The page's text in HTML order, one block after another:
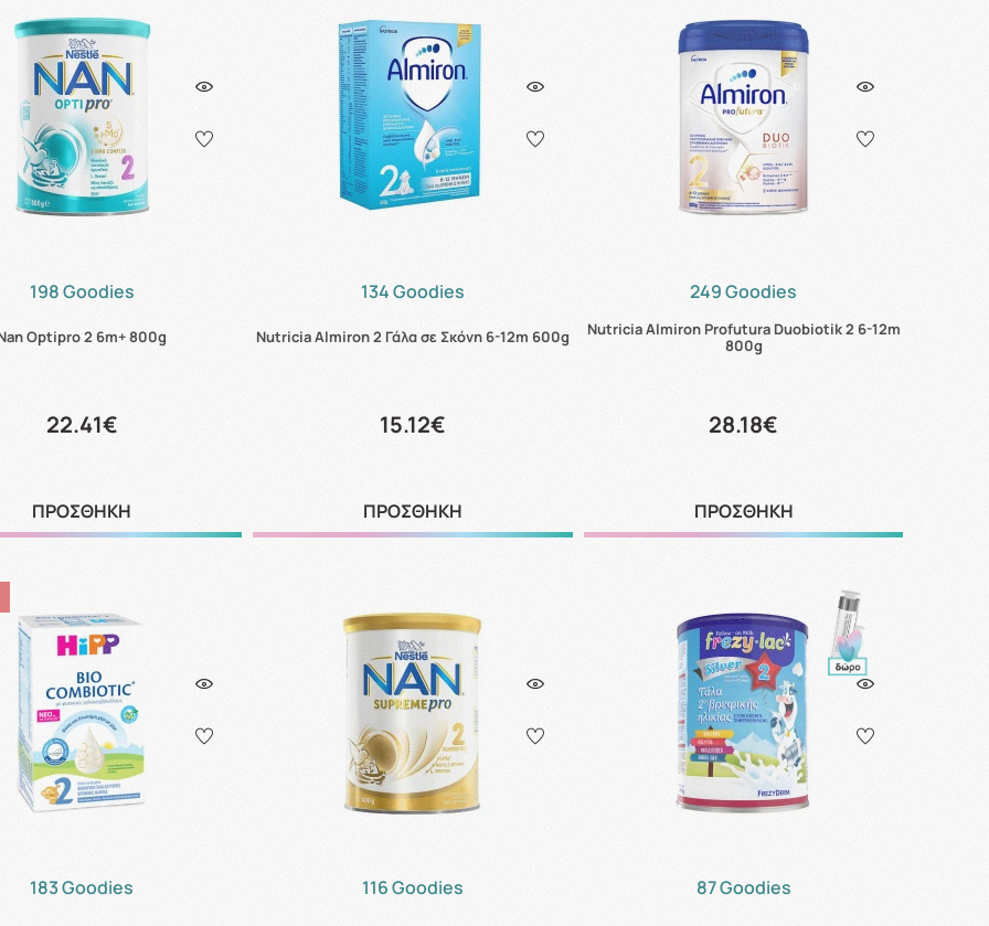
198 Goodies
Optipro 2 6m+ 800g
22.41€
ΠΡΟΣΘΗΚΗ
134 Goodies
Nutricia Almiron 2 Γάλα σε Σκόνη 6-12m 600g
15.12€
ΠΡΟΣΘΗΚΗ
249 Goodies
Nutricia Almiron Profutura Duobiotik 2 6-12m
800g
28.18€
ΠΡΟΣΘΗΚΗ
183 Goodies 116 Goodies 87 Goodies